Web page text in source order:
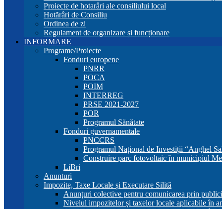
Proiecte de hotarâri ale consiliului local
Hotărâri de Consiliu
Ordinea de zi
Regulament de organizare și funcționare
INFORMARE
Programe/Proiecte
Fonduri europene
PNRR
POCA
POIM
INTERREG
PRSE 2021-2027
POR
Programul Sănătate
Fonduri guvernamentale
PNCCRS
Programul Național de Investiții “Anghel
Construire parc fotovoltaic în municipiul
LiBri
Anunturi
Impozite, Taxe Locale și Executare Silită
Anunțuri colective pentru comunicarea prin
Nivelul impozitelor și taxelor locale aplicabile în